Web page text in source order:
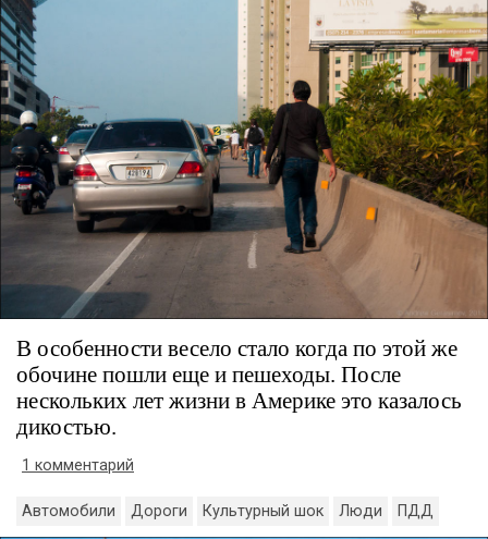
В особенности весело стало когда по этой же
обочине пошли еще и пешеходы. После
нескольких лет жизни в Америке это казалось
дикостью.
1 комментарий
Автомобили Дороги Культурный шок Люди ПДД